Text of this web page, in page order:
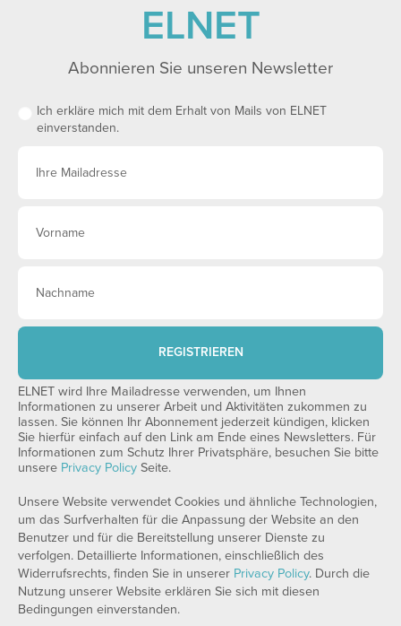
ELNET
Abonnieren Sie unseren Newsletter
Ich erkläre mich mit dem Erhalt von Mails von ELNET
einverstanden.
REGISTRIEREN
ELNET wird Ihre Mailadresse verwenden, um Ihnen
Informationen zu unserer Arbeit und Aktivitäten zukommen zu
lassen. Sie können Ihr Abonnement jederzeit kündigen, klicken
Sie hierfür einfach auf den Link am Ende eines Newsletters. Für
Informationen zum Schutz Ihrer Privatsphäre, besuchen Sie bitte
unsere Privacy Policy Seite.
Unsere Website verwendet Cookies und ähnliche Technologien,
um das Surfverhalten für die Anpassung der Website an den
Benutzer und für die Bereitstellung unserer Dienste zu
verfolgen. Detaillierte Informationen, einschließlich des
Widerrufsrechts, finden Sie in unserer Privacy Policy. Durch die
Nutzung unserer Website erklären Sie sich mit diesen
Bedingungen einverstanden.